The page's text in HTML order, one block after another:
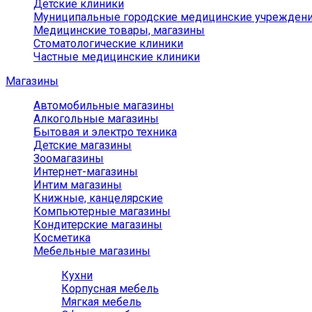
Детские клиники
Муниципальные городские медицинские
Медицинские товары, магазины
Стоматологические клиники
Частные медицинские клиники
Магазины
Автомобильные магазины
Алкогольные магазины
Бытовая и электро техника
Детские магазины
Зоомагазины
Интернет-магазины
Интим магазины
Книжные, канцелярские
Компьютерные магазины
Кондитерские магазины
Косметика
Мебельные магазины
Кухни
Корпусная мебель
Мягкая мебель